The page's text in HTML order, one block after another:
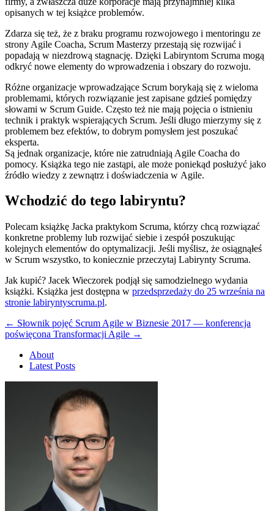
opisanych w tej książce problemów.
Zdarza się też, że z braku programu rozwojowego i mentoringu ze
strony Agile Coacha, Scrum Masterzy przestają się rozwijać i
popadają w niezdrową stagnację. Dzięki Labiryntom Scruma mogą
odkryć nowe elementy do wprowadzenia i obszary do rozwoju.
Różne organizacje wprowadzające Scrum borykają się z wieloma
problemami, których rozwiązanie jest zapisane gdzieś pomiędzy
słowami w Scrum Guide. Często też nie mają pojęcia o istnieniu
technik i praktyk wspierających Scrum. Jeśli długo mierzymy się z
problemem bez efektów, to dobrym pomysłem jest poszukać
eksperta.
Są jednak organizacje, które nie zatrudniają Agile Coacha do
pomocy. Książka tego nie zastąpi, ale może poniekąd posłużyć jako
źródło wiedzy z zewnątrz i doświadczenia w Agile.
Wchodzić do tego labiryntu?
Polecam książkę Jacka praktykom Scruma, którzy chcą rozwiązać
konkretne problemy lub rozwijać siebie i zespół poszukując
kolejnych elementów do optymalizacji. Jeśli myślisz, że osiągnąłeś
w Scrum wszystko, to koniecznie przeczytaj Labirynty Scruma.
Jak kupić? Jacek Wieczorek podjął się samodzielnego wydania
książki. Książka jest dostępna w przedsprzedaży do 25 września na
stronie labiryntyscruma.pl.
← Słownik pojęć Scrum Agile w Biznesie 2017 — konferencja
poświęcona Transformacji Agile →
About
Latest Posts